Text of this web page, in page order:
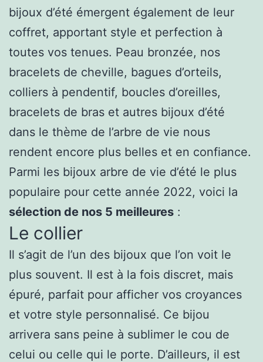
bijoux d’été émergent également de leur
coffret, apportant style et perfection à
toutes vos tenues. Peau bronzée, nos
bracelets de cheville, bagues d’orteils,
colliers à pendentif, boucles d’oreilles,
bracelets de bras et autres bijoux d’été
dans le thème de l’arbre de vie nous
rendent encore plus belles et en confiance.
Parmi les bijoux arbre de vie d’été le plus
populaire pour cette année 2022, voici la
sélection de nos 5 meilleures :
Le collier
Il s’agit de l’un des bijoux que l’on voit le
plus souvent. Il est à la fois discret, mais
épuré, parfait pour afficher vos croyances
et votre style personnalisé. Ce bijou
arrivera sans peine à sublimer le cou de
celui ou celle qui le porte. D’ailleurs, il est